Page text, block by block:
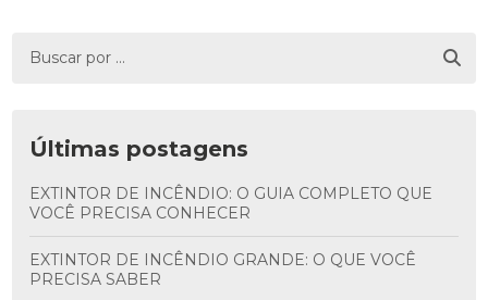
Últimas postagens
EXTINTOR DE INCÊNDIO: O GUIA COMPLETO QUE
VOCÊ PRECISA CONHECER
EXTINTOR DE INCÊNDIO GRANDE: O QUE VOCÊ
PRECISA SABER